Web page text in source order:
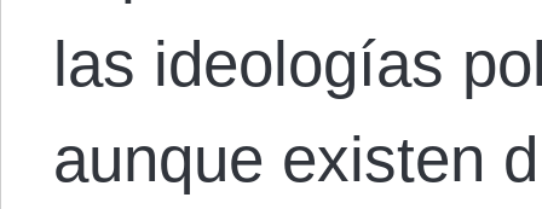
las ideologías
aunque existen